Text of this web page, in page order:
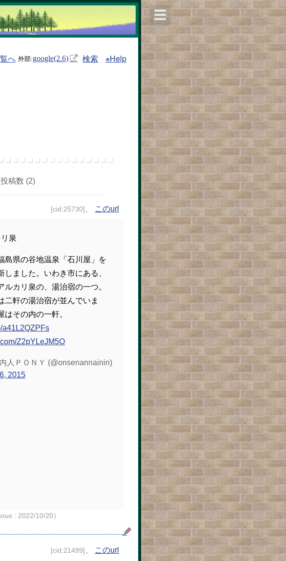
へ google(2.6) 検索 ※Help
投稿数 (2)
[cid:25730] このurl
泉
島県の谷地温泉「石川屋」を
しました。いわき市にある、
ルカリ泉の、湯治宿の一つ。
二軒の湯治宿が並んでいま
はその内の一軒。
a41L2QZPFs
Z2pYLeJM5O
人ＰＯＮＹ (@onsenannainin)
2015
: 2022/10/20）
[cid:21499] このurl
☰